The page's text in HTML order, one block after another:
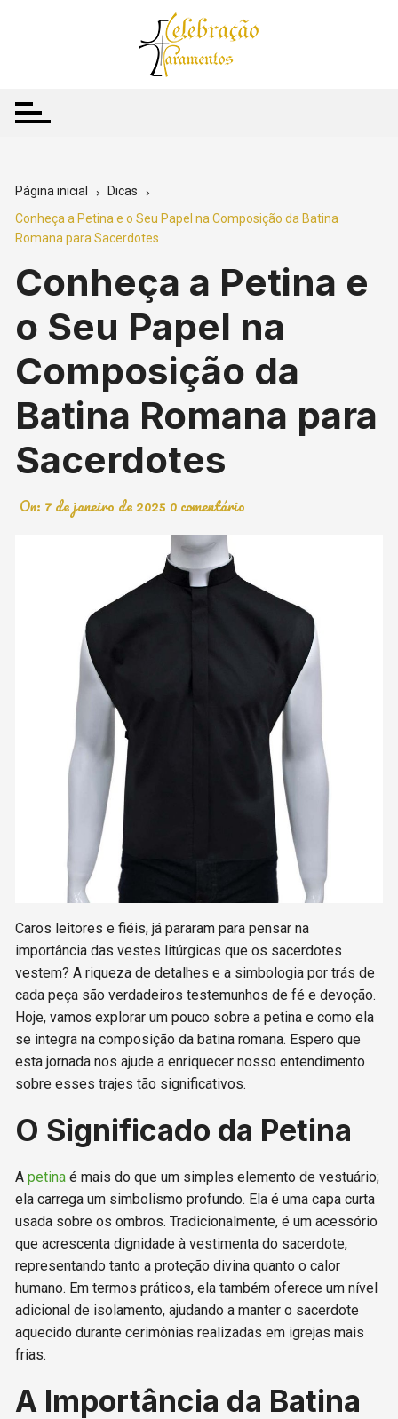
Página inicial
Dicas
Conheça a Petina e o Seu Papel na Composição da Batina
Romana para Sacerdotes
Conheça a Petina e
o Seu Papel na
Composição da
Batina Romana para
Sacerdotes
On: 7 de janeiro de 2025 0 comentário
Caros leitores e fiéis, já pararam para pensar na
importância das vestes litúrgicas que os sacerdotes
vestem? A riqueza de detalhes e a simbologia por trás de
cada peça são verdadeiros testemunhos de fé e devoção.
Hoje, vamos explorar um pouco sobre a petina e como ela
se integra na composição da batina romana. Espero que
esta jornada nos ajude a enriquecer nosso entendimento
sobre esses trajes tão significativos.
O Significado da Petina
Apetina é mais do que um simples elemento de vestuário;
ela carrega um simbolismo profundo. Ela é uma capa curta
usada sobre os ombros. Tradicionalmente, é um acessório
que acrescenta dignidade à vestimenta do sacerdote,
representando tanto a proteção divina quanto o calor
humano. Em termos práticos, ela também oferece um nível
adicional de isolamento, ajudando a manter o sacerdote
aquecido durante cerimônias realizadas em igrejas mais
frias.
A Importância da Batina